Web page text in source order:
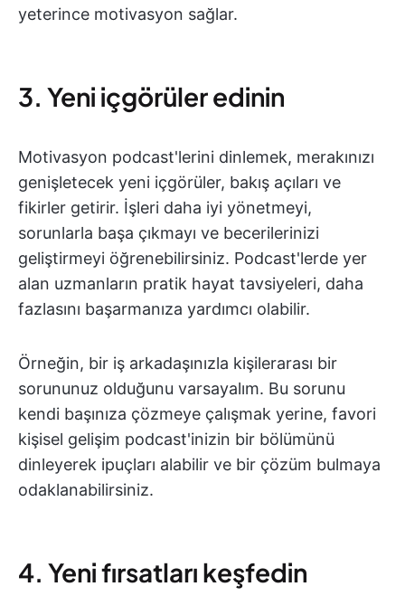
yeterince motivasyon sağlar.
3. Yeni içgörüler edinin
Motivasyon podcast'lerini dinlemek, merakınızı
genişletecek yeni içgörüler, bakış açıları ve
fikirler getirir. İşleri daha iyi yönetmeyi,
sorunlarla başa çıkmayı ve becerilerinizi
geliştirmeyi öğrenebilirsiniz. Podcast'lerde yer
alan uzmanların pratik hayat tavsiyeleri, daha
fazlasını başarmanıza yardımcı olabilir.
Örneğin, bir iş arkadaşınızla kişilerarası bir
sorununuz olduğunu varsayalım. Bu sorunu
kendi başınıza çözmeye çalışmak yerine, favori
kişisel gelişim podcast'inizin bir bölümünü
dinleyerek ipuçları alabilir ve bir çözüm bulmaya
odaklanabilirsiniz.
4. Yeni fırsatları keşfedin